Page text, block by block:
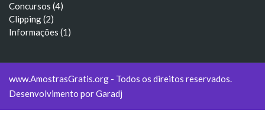
Concursos (4)
Clipping (2)
Informações (1)
www.AmostrasGratis.org - Todos os direitos reservados.
Desenvolvimento porGaradj